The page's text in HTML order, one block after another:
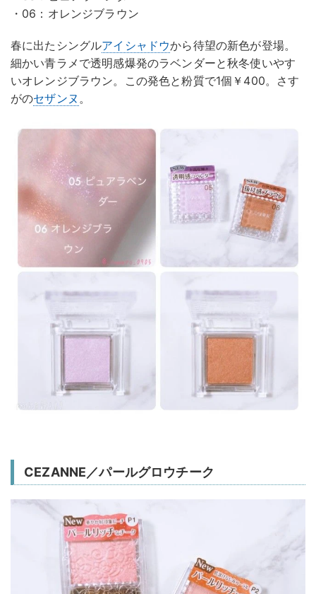
・06：オレンジブラウン
春に出たシングルアイシャドウから待望の新色が登場。
細かい青ラメで透明感爆発のラベンダーと秋冬使いやす
いオレンジブラウン。この発色と粉質で1個￥400。さす
がのセザンヌ 。
CEZANNE／パールグロウチーク